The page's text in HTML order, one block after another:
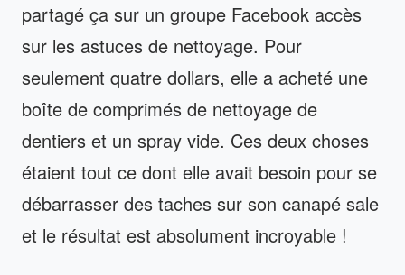
partagé ça sur un groupe Facebook accès
sur les astuces de nettoyage. Pour
seulement quatre dollars, elle a acheté une
boîte de comprimés de nettoyage de
dentiers et un spray vide. Ces deux choses
étaient tout ce dont elle avait besoin pour se
débarrasser des taches sur son canapé sale
et le résultat est absolument incroyable !